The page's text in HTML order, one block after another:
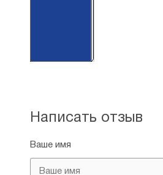
Написать отзыв
Ваше имя